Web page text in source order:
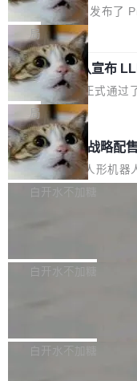
r Day）将在杭州启航。
链企业和开发者，邀请行
问，围绕开源鸿蒙技术
配、功耗与稳定性调优
等内容展开系统讲解和
步了解开源鸿蒙在智能...
opilot coding agent 全部
恢复，大约 12 小时。
起事故，其中四起与 AI/
Hub 员工 kdaigle 在 HN
据：2025 年全年 10 亿
2.75 亿次，全年预计
进的编程 Agent，
专家基线
Prime Intellect 发布了
的编程 Agent Harness
象：Recursive
ontinual Harness。在
上，Prime Agent +
5% RHAE Best@1，超
家基线 95.4%。 不是又
器 Prime Agent 的架构
agent 有本质区别。大
计是基于早期模型的能
局
Rust 项目团队宣布
止，但你要承认哪些
Rust 语言项目正式通过
覆盖 rust-lang/rust 单一
是项目级别的官方立场
但它可能是主流开源项
细致的一份规则。 政策
可以用来分析、提炼、
不得生成涉及安全性的
局
宇树科技 IPO 战略配
ek 获配 93.3 万股，锁
8月6日晚间，“人形机器
有限公司披露IPO发行价
36个月。 公告显示，本
员工参与设立的专项资
白开水不加糖
Bug fixes and
一个回归问题，该问题
白开水不加糖
e 孵化器项目管理委员
白开水不加糖